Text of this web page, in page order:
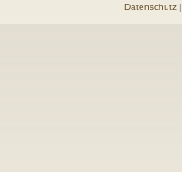
Datenschutz|